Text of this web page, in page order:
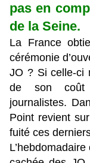
pas en
de la Seine.
La France
cérémonie
JO ? Si celle-ci
de son coût
journalistes.
Point revient
fuité ces